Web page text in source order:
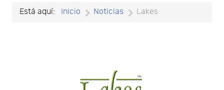
Está aquí: Inicio Noticias Lakes